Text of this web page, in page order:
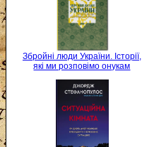
Збройні люди України. Історії,
які ми розповімо онукам